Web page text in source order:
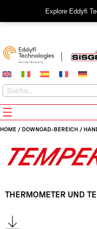
Explore Eddyfi
HOME / DOWNOAD-BEREICH /
THERMOMETER UND